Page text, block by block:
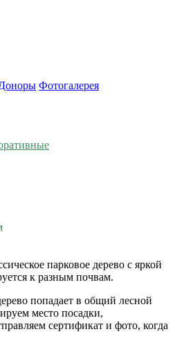
Фотогалерея
парковое дерево с яркой
к разным почвам.
попадает в общий лесной
место посадки,
сертификат и фото, когда